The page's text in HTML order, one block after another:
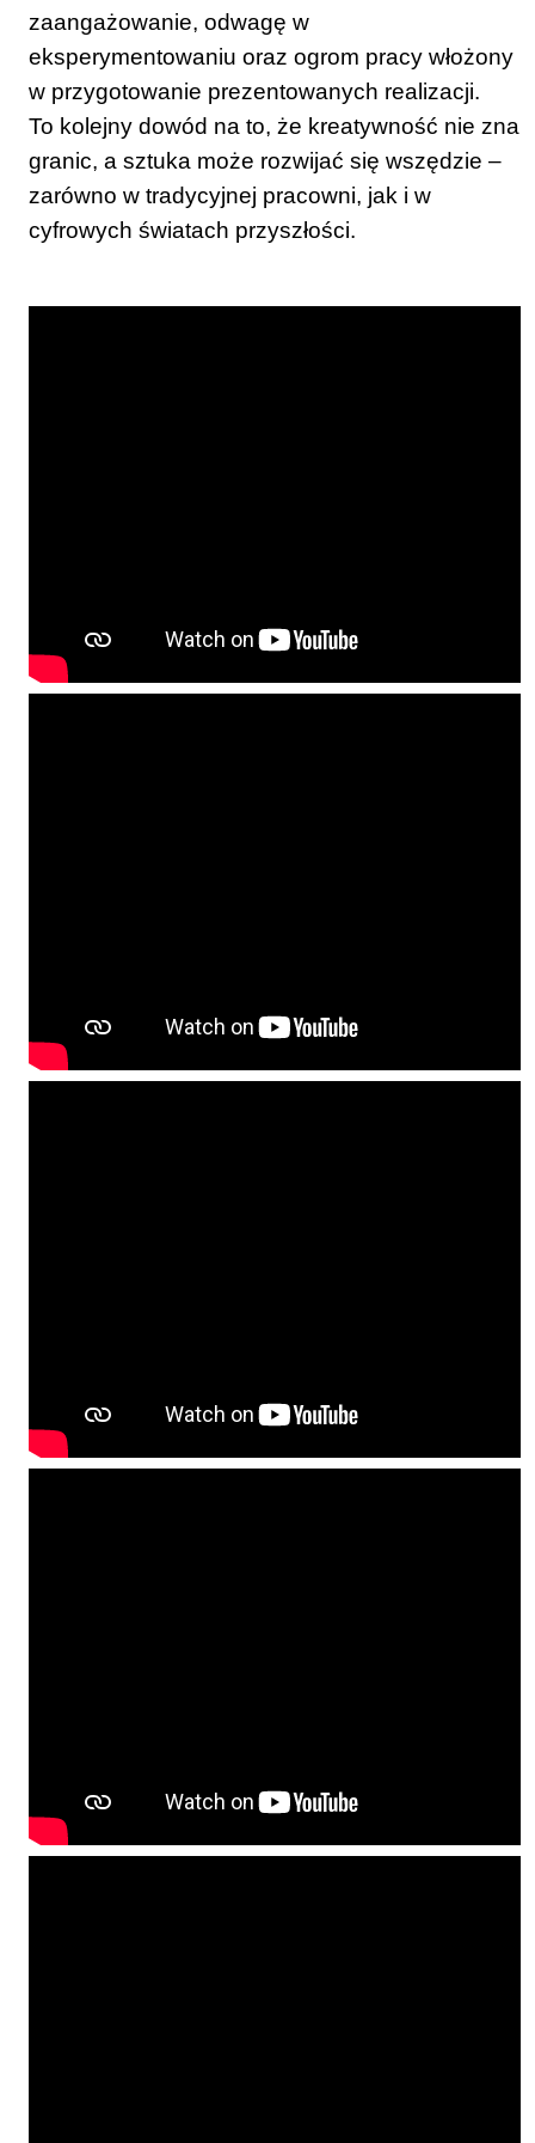
zaangażowanie, odwagę w
eksperymentowaniu oraz ogrom pracy włożony
w przygotowanie prezentowanych realizacji.
To kolejny dowód na to, że kreatywność nie zna
granic, a sztuka może rozwijać się wszędzie –
zarówno w tradycyjnej pracowni, jak i w
cyfrowych światach przyszłości.